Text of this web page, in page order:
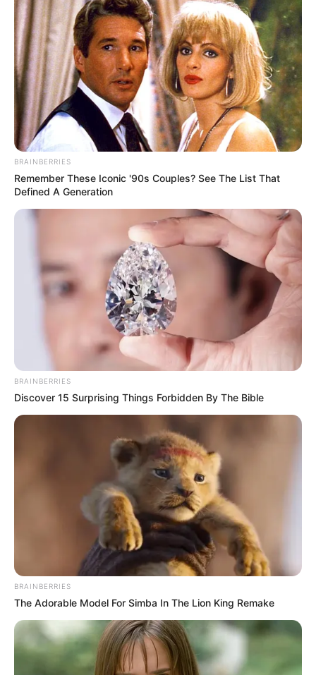
BRAINBERRIES
Remember These Iconic '90s Couples? See The List That
Defined A Generation
BRAINBERRIES
Discover 15 Surprising Things Forbidden By The Bible
BRAINBERRIES
The Adorable Model For Simba In The Lion King Remake